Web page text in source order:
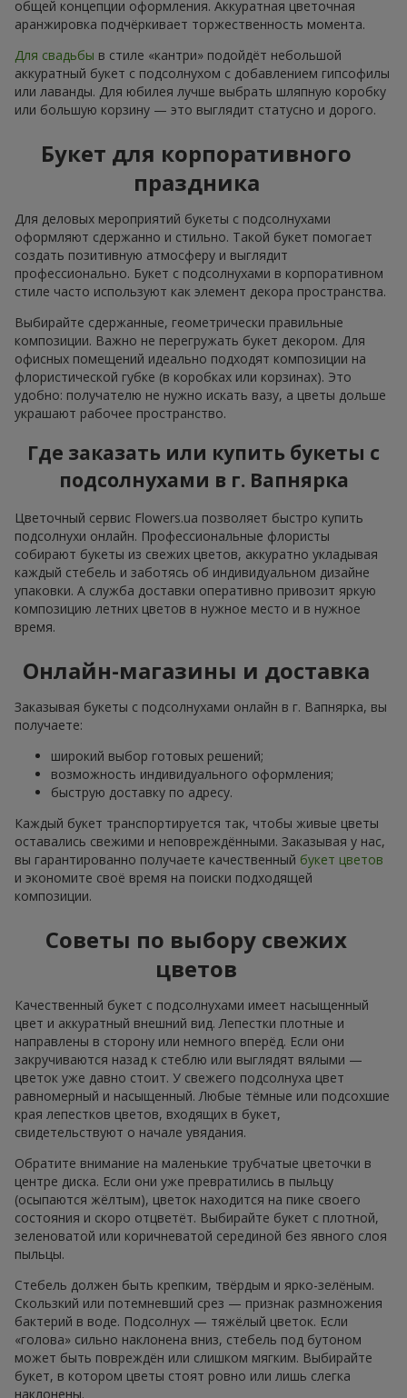
общей концепции оформления. Аккуратная цветочная
аранжировка подчёркивает торжественность момента.
Для свадьбы в стиле «кантри» подойдёт небольшой
аккуратный букет с подсолнухом с добавлением гипсофилы
или лаванды. Для юбилея лучше выбрать шляпную коробку
или большую корзину — это выглядит статусно и дорого.
Букет для корпоративного
праздника
Для деловых мероприятий букеты с подсолнухами
оформляют сдержанно и стильно. Такой букет помогает
создать позитивную атмосферу и выглядит
профессионально. Букет с подсолнухами в корпоративном
стиле часто используют как элемент декора пространства.
Выбирайте сдержанные, геометрически правильные
композиции. Важно не перегружать букет декором. Для
офисных помещений идеально подходят композиции на
флористической губке (в коробках или корзинах). Это
удобно: получателю не нужно искать вазу, а цветы дольше
украшают рабочее пространство.
Где заказать или купить букеты с
подсолнухами в г. Вапнярка
Цветочный сервис Flowers.ua позволяет быстро купить
подсолнухи онлайн. Профессиональные флористы
собирают букеты из свежих цветов, аккуратно укладывая
каждый стебель и заботясь об индивидуальном дизайне
упаковки. А служба доставки оперативно привозит яркую
композицию летних цветов в нужное место и в нужное
время.
Онлайн-магазины и доставка
Заказывая букеты с подсолнухами онлайн в г. Вапнярка, вы
получаете:
широкий выбор готовых решений;
возможность индивидуального оформления;
быструю доставку по адресу.
Каждый букет транспортируется так, чтобы живые цветы
оставались свежими и неповреждёнными. Заказывая у нас,
вы гарантированно получаете качественный букет цветов
и экономите своё время на поиски подходящей
композиции.
Советы по выбору свежих
цветов
Качественный букет с подсолнухами имеет насыщенный
цвет и аккуратный внешний вид. Лепестки плотные и
направлены в сторону или немного вперёд. Если они
закручиваются назад к стеблю или выглядят вялыми —
цветок уже давно стоит. У свежего подсолнуха цвет
равномерный и насыщенный. Любые тёмные или подсохшие
края лепестков цветов, входящих в букет,
свидетельствуют о начале увядания.
Обратите внимание на маленькие трубчатые цветочки в
центре диска. Если они уже превратились в пыльцу
(осыпаются жёлтым), цветок находится на пике своего
состояния и скоро отцветёт. Выбирайте букет с плотной,
зеленоватой или коричневатой серединой без явного слоя
пыльцы.
Стебель должен быть крепким, твёрдым и ярко-зелёным.
Скользкий или потемневший срез — признак размножения
бактерий в воде. Подсолнух — тяжёлый цветок. Если
«голова» сильно наклонена вниз, стебель под бутоном
может быть повреждён или слишком мягким. Выбирайте
букет, в котором цветы стоят ровно или лишь слегка
наклонены.